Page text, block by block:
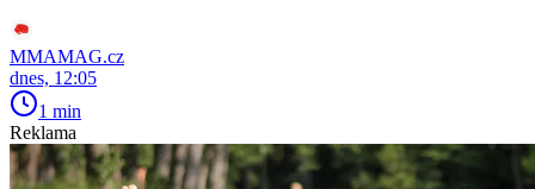
MMAMAG.cz
dnes, 12:05
1 min
Reklama